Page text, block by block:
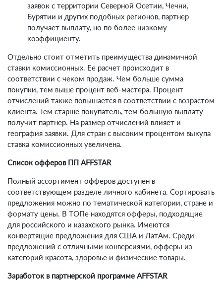
заявок с территории Северной Осетии, Чечни,
Бурятии и других подобных регионов, партнер
получает выплату, но по более низкому
коэффициенту.
Отдельно стоит отметить преимущества динамичной
ставки комиссионных. Ее расчет происходит в
соответствии с чеком продаж. Чем больше сумма
покупки, тем выше процент веб-мастера. Процент
отчислений также повышается в соответствии с возрастом
клиента. Тем старше покупатель, тем большую выплату
получит партнер. На размер отчислений влияет и
география заявки. Для стран с высоким процентом выкупа
ставка комиссионных увеличена.
Список офферов ПП AFFSTAR
Полный ассортимент офферов доступен в
соответствующем разделе личного кабинета. Сортировать
предложения можно по тематической категории, стране и
формату цены. В ТОПе находятся офферы, подходящие
для российского и казахского рынка. Имеются
конвертящие предложения для США и ЛатАм. Среди
предложений с отличными конверсиями, офферы из
категорий красота, здоровье и физические товары.
Заработок в партнерской программе AFFSTAR